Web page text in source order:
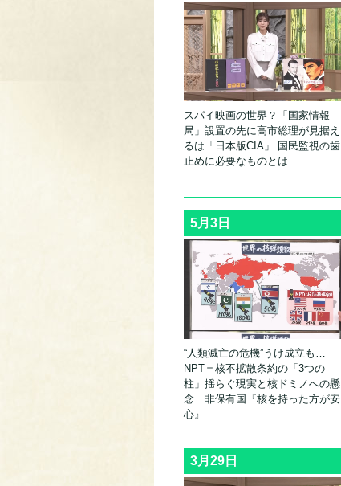
スパイ映画の世界？「国家情報
局」設置の先に高市総理が見据え
るは「日本版CIA」 国民監視の歯
止めに必要なものとは
5月3日
“人類滅亡の危機”うけ成立も…
NPT＝核不拡散条約の「3つの
柱」揺らぐ現実と核ドミノへの懸
念 非保有国『核を持った方が安
心』
3月29日